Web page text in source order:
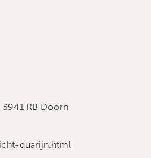
3941 RB Doorn
quarijn.html